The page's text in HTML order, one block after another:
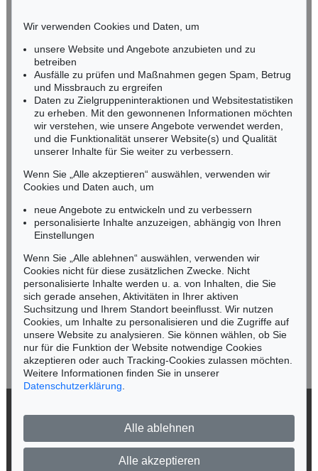
RHEINLAND-PFALZ
Miriam Heß
Tel.: +49 (0)62 21 58 80-038
Fax: +49 (0)62 21 58 80-595
infoheidelberg@kettererkunst.de
NORDDEUTSCHLAND
Nico Kassel, M.A.
Tel.: +49 (0)89 55244-164
Mobil: +49 (0)171 8618661
n.kassel@kettererkunst.de
Keine Auktion mehr verpassen!
Wir informieren Sie rechtzeitig.
Jetzt zum Newsletter anmelden >
Impressum
Wir verwenden Cookies und Daten, um
unsere Website und Angebote anzubieten und zu
betreiben
Ausfälle zu prüfen und Maßnahmen gegen Spam, Betrug
und Missbrauch zu ergreifen
Daten zu Zielgruppeninteraktionen und Websitestatistiken
zu erheben. Mit den gewonnenen Informationen möchten
wir verstehen, wie unsere Angebote verwendet werden,
und die Funktionalität unserer Website(s) und Qualität
unserer Inhalte für Sie weiter zu verbessern.
Wenn Sie „Alle akzeptieren“ auswählen, verwenden wir
Cookies und Daten auch, um
neue Angebote zu entwickeln und zu verbessern
personalisierte Inhalte anzuzeigen, abhängig von Ihren
Einstellungen
Wenn Sie „Alle ablehnen“ auswählen, verwenden wir
Cookies nicht für diese zusätzlichen Zwecke. Nicht
personalisierte Inhalte werden u. a. von Inhalten, die Sie
sich gerade ansehen, Aktivitäten in Ihrer aktiven
Suchsitzung und Ihrem Standort beeinflusst. Wir nutzen
Cookies, um Inhalte zu personalisieren und die Zugriffe auf
unsere Website zu analysieren. Sie können wählen, ob Sie
nur für die Funktion der Website notwendige Cookies
akzeptieren oder auch Tracking-Cookies zulassen möchten.
Weitere Informationen finden Sie in unserer
Datenschutzerklärung
Alle ablehnen
Alle akzeptieren